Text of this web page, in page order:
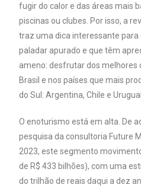
fugir do calor e das áreas mais
piscinas ou clubes. Por isso, a
traz uma dica interessante
paladar apurado e que têm
ameno: desfrutar dos melhores
Brasil e nos países que mais
do Sul: Argentina, Chile e Uruguai.
O enoturismo está em alta. De
pesquisa da consultoria Future
2023, este segmento
de R$ 433 bilhões), com uma
do trilhão de reais daqui a dez